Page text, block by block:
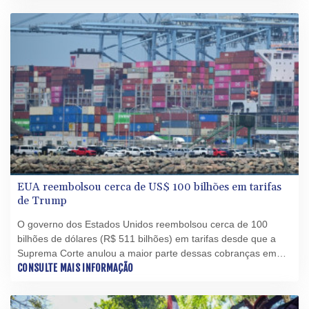
atribuídos a guerrilhas.
EUA reembolsou cerca de US$ 100 bilhões em tarifas
de Trump
O governo dos Estados Unidos reembolsou cerca de 100
bilhões de dólares (R$ 511 bilhões) em tarifas desde que a
Suprema Corte anulou a maior parte dessas cobranças em
uma decisão proferida neste ano, segundo documentos
CONSULTE MAIS INFORMAÇÃO